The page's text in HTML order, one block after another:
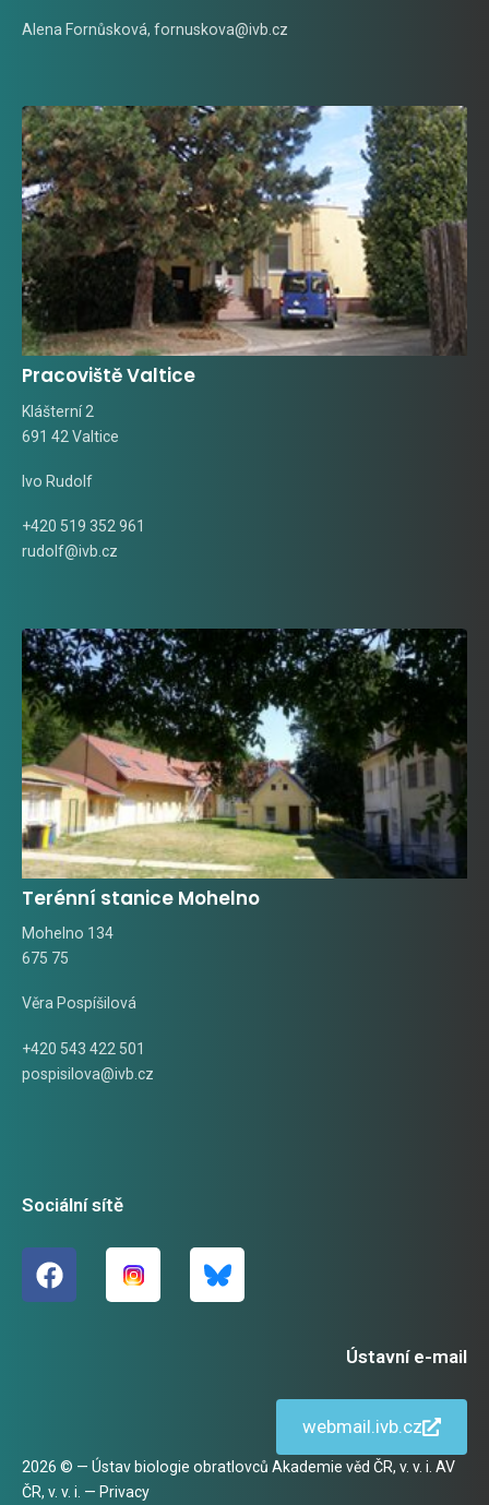
Alena Fornůsková, fornuskova@ivb.cz
Pracoviště Valtice
Klášterní 2
691 42 Valtice
Ivo Rudolf
+420 519 352 961
rudolf@ivb.cz
Terénní stanice Mohelno
Mohelno 134
675 75
Věra Pospíšilová
+420 543 422 501
pospisilova@ivb.cz
Sociální sítě
Ústavní e-mail
webmail.ivb.cz
2026 © — Ústav biologie obratlovců Akademie věd ČR, v. v. i. AV
ČR, v. v. i. — Privacy